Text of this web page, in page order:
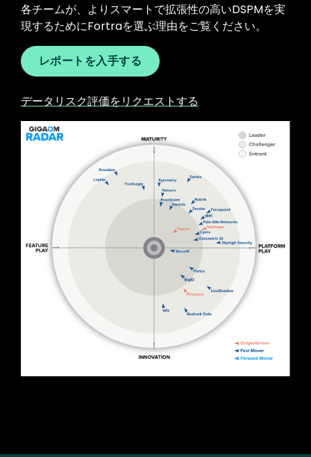
各チームが、よりスマートで拡張性の高いDSPMを実
現するためにFortraを選ぶ理由をご覧ください。
レポートを入手する
データリスク評価をリクエストする
Image